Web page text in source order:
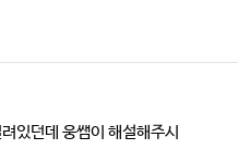
있던데 웅쌤이 해설해주시